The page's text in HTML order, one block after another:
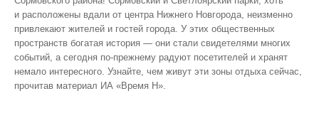
и расположены вдали от центра Нижнего Новгорода, неизменно
привлекают жителей и гостей города. У этих общественных
пространств богатая история — они стали свидетелями многих
событий, а сегодня по‑прежнему радуют посетителей и хранят
немало интересного. Узнайте, чем живут эти зоны отдыха сейчас,
прочитав материал ИА «Время Н».